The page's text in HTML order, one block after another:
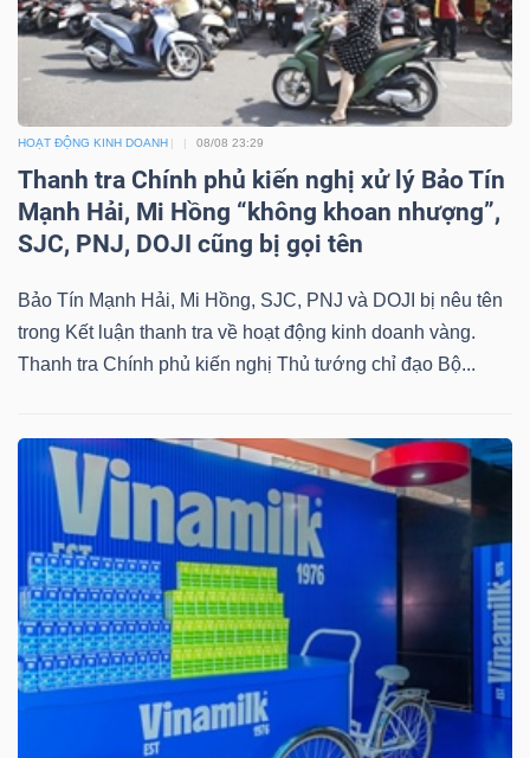
HOẠT ĐỘNG KINH DOANH 08/08 23:29
Thanh tra Chính phủ kiến nghị xử lý Bảo Tín
Mạnh Hải, Mi Hồng “không khoan nhượng”,
SJC, PNJ, DOJI cũng bị gọi tên
Bảo Tín Mạnh Hải, Mi Hồng, SJC, PNJ và DOJI bị nêu tên
trong Kết luận thanh tra về hoạt động kinh doanh vàng.
Thanh tra Chính phủ kiến nghị Thủ tướng chỉ đạo Bộ...